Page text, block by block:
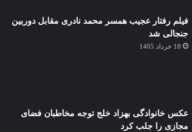
فیلم رفتار عجیب همسر محمد نادری مقابل دوربین
جنجالی شد
18 خرداد 1405
عکس خانوادگی بهزاد خلج توجه مخاطبان فضای
مجازی را جلب کرد